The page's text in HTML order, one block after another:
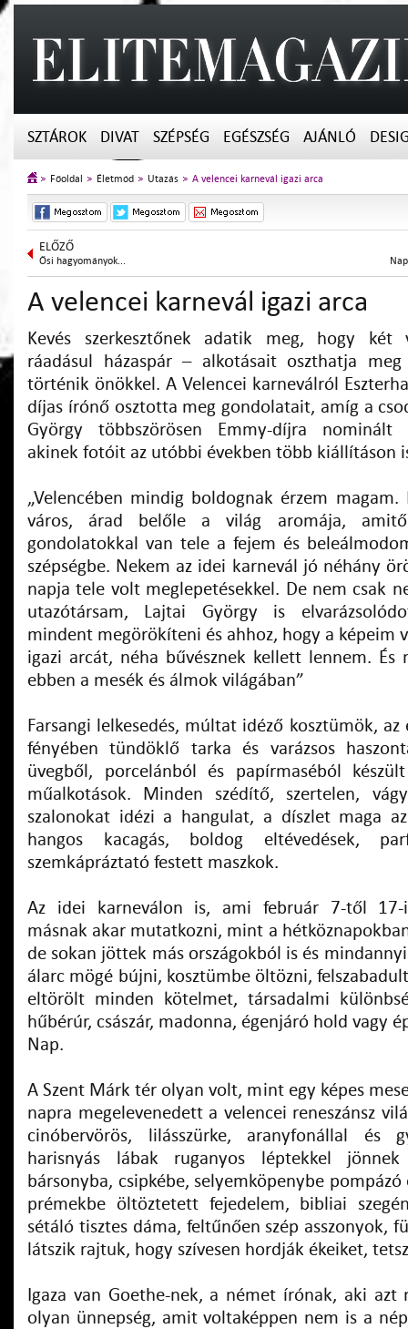
SZTÁROK DIVAT SZÉPSÉG EGÉSZSÉG AJÁNLÓ
Főoldal Életmód Utazás A velencei karnevál igazi arca
ELŐZŐ
Ősi hagyományok...
A velencei karnevál igazi arca
Kevés szerkesztőnek adatik meg, hogy két
ráadásul házaspár – alkotásait oszthatja
történik önökkel. A Velencei karneválról
díjas írónő osztotta meg gondolatait, amíg a
György többszörösen Emmy-díjra nominált
akinek fotóit az utóbbi években több kiállításon
„Velencében mindig boldognak érzem
város, árad belőle a világ aromája,
gondolatokkal van tele a fejem és
szépségbe. Nekem az idei karnevál jó néhány
napja tele volt meglepetésekkel. De nem csak
utazótársam, Lajtai György is
mindent megörökíteni és ahhoz, hogy a képeim
igazi arcát, néha bűvésznek kellett lennem. És
ebben a mesék és álmok világában”
Farsangi lelkesedés, múltat idéző kosztümök, az
fényében tündöklő tarka és varázsos
üvegből, porcelánból és papírmaséból
műalkotások. Minden szédítő, szertelen,
szalonokat idézi a hangulat, a díszlet maga
hangos kacagás, boldog eltévedések,
szemkápráztató festett maszkok.
Az idei karneválon is, ami február 7-től
másnak akar mutatkozni, mint a
de sokan jöttek más országokból is és
álarc mögé bújni, kosztümbe öltözni,
eltörölt minden kötelmet, társadalmi
hűbérúr, császár, madonna, égenjáró hold vagy
Nap.
A Szent Márk tér olyan volt, mint egy képes
napra megelevenedett a velencei reneszánsz
cinóbervörös, lilásszürke, aranyfonállal és
harisnyás lábak ruganyos léptekkel
bársonyba, csipkébe, selyemköpenybe
prémekbe öltöztetett fejedelem, bibliai
sétáló tisztes dáma, feltűnően szép asszonyok,
látszik rajtuk, hogy szívesen hordják ékeiket,
Igaza van Goethe-nek, a német írónak, aki azt
olyan ünnepség, amit voltaképpen nem is a